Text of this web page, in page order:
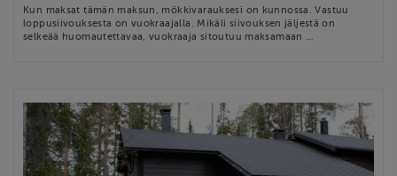
Kun maksat tämän maksun, mökkivarauksesi on kunnossa. Vastuu
loppusiivouksesta on vuokraajalla. Mikäli siivouksen jäljestä on
selkeää huomautettavaa, vuokraaja sitoutuu maksamaan …